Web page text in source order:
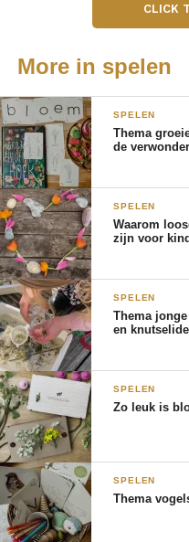
Bevrijd de dieren!
CLICK
More in spelen
SPELEN
Thema
de
SPELEN
Waarom
zijn voor
SPELEN
Thema
en
SPELEN
Zo leuk is
SPELEN
Thema